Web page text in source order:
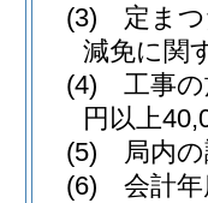
(3)
定ま
減免に関
(4)
工事
円以上
(5)
局内
(6)
会計